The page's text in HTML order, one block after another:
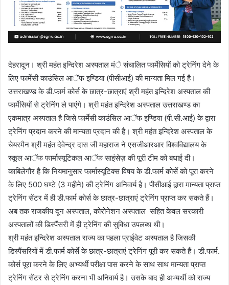
देहरादून। श्री महंत इन्दिरेश अस्पताल मंे संचालित फार्मेसियों को ट्रेनिंग देने के
लिए फार्मेसी काउंसिल आॅफ इण्डिया (पीसीआई) की मान्यता मिल गई है।
उत्तराखण्ड के डी.फार्म कोर्स के छात्र-छात्राएं श्री महंत इन्दिरेश अस्पताल की
फार्मेसियों से ट्रेनिंग ले पाएंगे। श्री महंत इन्दिरेश अस्पताल उत्तराखण्ड का
एकमात्र अस्पताल है जिसे फार्मेसी काउंसिल आॅफ इण्डिया (पी.सी.आई) के द्वारा
ट्रेनिंग प्रदान करने की मान्यता प्रदान की है। श्री महंत इन्दिरेश अस्पताल के
चेयरमैन श्री महंत देवेन्द्र दास जी महाराज ने एसजीआरआर विश्वविद्यालय के
स्कूल आॅफ फार्मास्यूटिकल आॅफ साइंसेज़ की पूरी टीम को बधाई दी।
काबिलेगौर है कि नियमानुसार फार्मास्यूटिक्स विषय के डी.फार्म कोर्से को पूरा करने
के लिए 500 घण्टे (3 महीने) की ट्रेनिंग अनिवार्य है। पीसीआई द्वारा मान्यता प्राप्त
ट्रेनिंग सेंटर में ही डी.फार्म कोर्स के छात्र-छात्राएं ट्रेनिंग प्राप्त कर सकते हैं।
अब तक राजकीय दून अस्पताल, कोरोनेशन अस्पताल सहित केवल सरकारी
अस्पतालों की डिस्पैंसरी में ही ट्रेनिंग की सुविधा उपलब्ध थी।
श्री महंत इन्दिरेश अस्पताल राज्य का पहला प्राईवेट अस्पताल है जिसकी
डिस्पैंसरियों में डी.फार्म कोर्से के छात्र-छात्राएं ट्रेनिंग पूरी कर सकते हैं। डी.फार्म.
कोर्स पूरा करने के लिए अभ्यर्थी परीक्षा पास करने के साथ साथ मान्यता प्राप्त
ट्रेनिंग सेंटर से ट्रेनिंग करना भी अनिवार्य है। उसके बाद ही अभ्यर्थी को राज्य